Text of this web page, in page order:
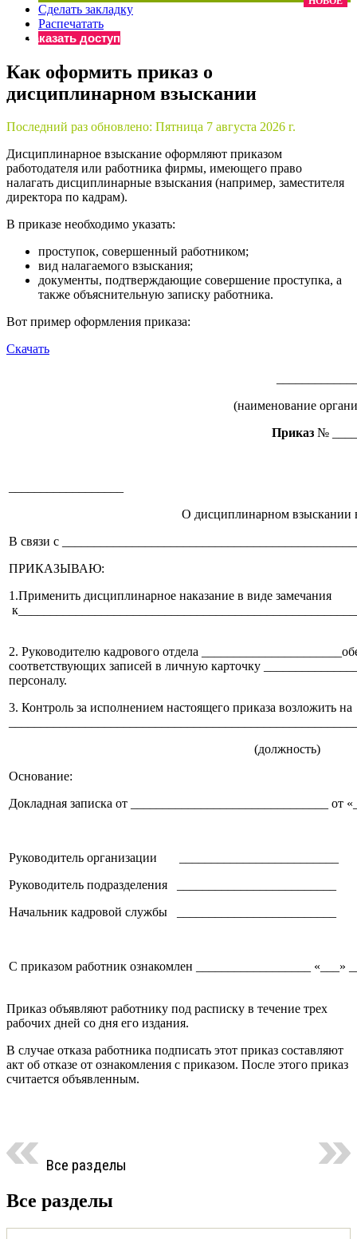
Бератор
«Практическая энциклопедия бухгалтера»
«Нормативные акты для бухгалтера»
Материалы электронного журнала
«Практическая бухгалтерия»
Онлайн-сервисы «Учетная политика» и «Алгоритмы для
Просто заполните форму, и мы вышлем вам на почту
Сделать закладку
Распечатать
Заказать доступ
Как оформить приказ о
дисциплинарном взыскании
Последний раз обновлено: Пятница 7 августа 2026 г.
Дисциплинарное взыскание оформляют приказом
работодателя или работника фирмы, имеющего право
налагать дисциплинарные взыскания (например, заместителя
директора по кадрам).
В приказе необходимо указать:
проступок, совершенный работником;
вид налагаемого взыскания;
документы, подтверждающие совершение проступка, а
также объяснительную записку работника.
Вот пример оформления приказа:
Скачать
(наименование
Приказ № ____
О дисциплинарном взыскании
В связи с
ПРИКАЗЫВАЮ:
1.Применить дисциплинарное наказание в виде замечания
2. Руководителю кадрового отдела
соответствующих записей в личную карточку
персоналу.
3. Контроль за исполнением настоящего приказа возложить на
(должность)
Основание:
Докладная записка от _______________________________ от
Руководитель организации
Руководитель подразделения
Начальник кадровой службы
С приказом работник ознакомлен __________________ «___»
Приказ объявляют работнику под расписку в течение трех
рабочих дней со дня его издания.
В случае отказа работника подписать этот приказ составляют
акт об отказе от ознакомления с приказом. После этого приказ
считается объявленным.
Все разделы
Все разделы